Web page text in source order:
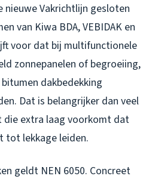
Vakrichtlijn gesloten
van Kiwa BDA, VEBIDAK en
voor dat bij multifunctionele
zonnepanelen of begroeiing,
dakbedekking
Dat is belangrijker dan veel
die extra laag voorkomt dat
tot lekkage leiden.
geldt NEN 6050. Concreet